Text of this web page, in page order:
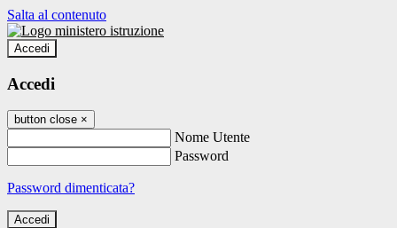
Salta al contenuto
Accedi
Accedi
button close ×
Nome Utente
Password
Password dimenticata?